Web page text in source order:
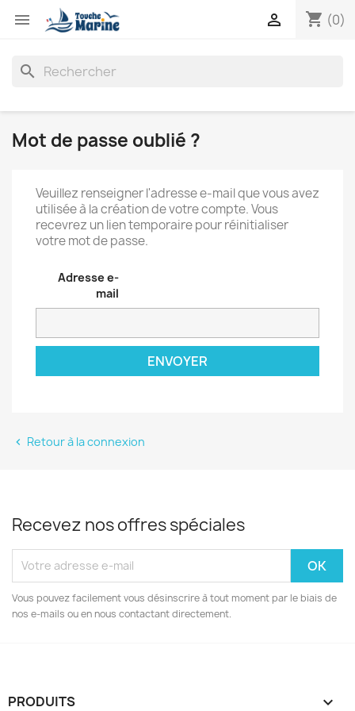
 shopping_cart (0)

search
Mot de passe oublié ?
Veuillez renseigner l'adresse e-mail que vous avez
utilisée à la création de votre compte. Vous
recevrez un lien temporaire pour réinitialiser
votre mot de passe.
Adresse e-
mail
ENVOYER
 Retour à la connexion
Recevez nos offres spéciales
Vous pouvez facilement vous désinscrire à tout moment par le biais de
nos e-mails ou en nous contactant directement.
PRODUITS 